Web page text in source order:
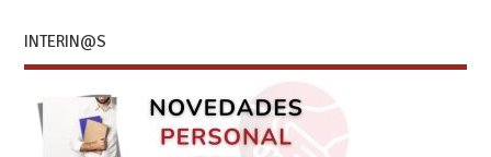
INTERIN@S